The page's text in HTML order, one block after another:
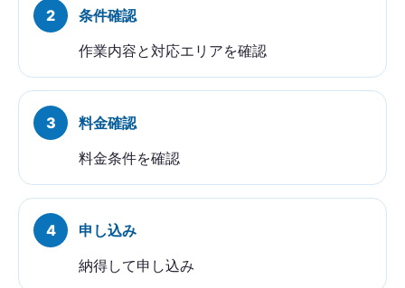
条件確認
作業内容と対応エリアを確認
料金確認
料金条件を確認
申し込み
納得して申し込み